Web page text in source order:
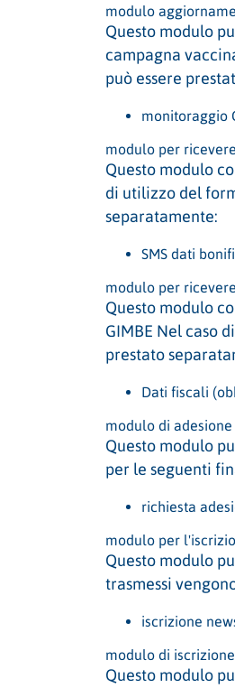
modulo
Questo modulo
campagna
può essere
monitoraggio
modulo per
Questo modulo
di utilizzo del
separatamente:
SMS dati
modulo per
Questo modulo
GIMBE Nel caso
prestato
Dati fiscali
modulo di
Questo modulo
per le seguenti
richiesta
modulo per
Questo modulo
trasmessi
iscrizione
modulo di
Questo modulo